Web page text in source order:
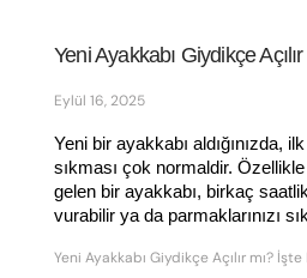
Yeni Ayakkabı Giydikçe Açılır
Eylül 16, 2025
Yeni bir ayakkabı aldığınızda,
sıkması çok normaldir.
gelen bir ayakkabı, birkaç
vurabilir ya da parmaklarınızı
Yeni Ayakkabı Giydikçe Açılır mı?